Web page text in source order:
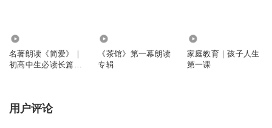
名著朗读《简爱》｜
初高中生必读长篇小
《茶馆》第一幕朗读
专辑
家庭教育｜孩子人生
第一课
用户评论